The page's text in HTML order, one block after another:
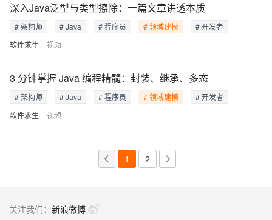
软件求生 视频
深入Java泛型与类型擦除：一篇文章讲透本质
# 架构师 # Java # 程序员 # 领域建模 # 开发者
软件求生 视频
3 分钟掌握 Java 编程精髓：封装、继承、多态
# 架构师 # Java # 程序员 # 领域建模 # 开发者
1 2
关注我们： 新浪微博